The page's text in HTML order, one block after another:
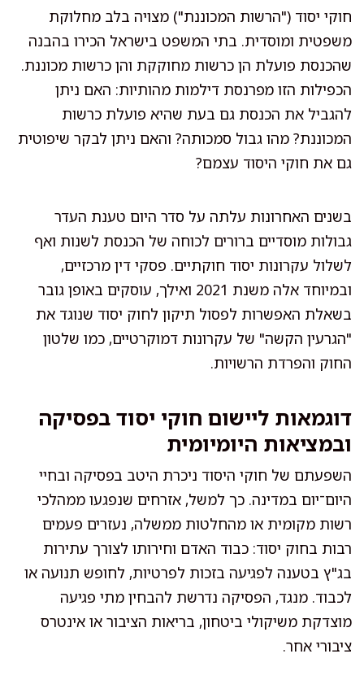
חוקי יסוד ("הרשות המכוננת") מצויה בלב מחלוקת
משפטית ומוסדית. בתי המשפט בישראל הכירו בהבנה
שהכנסת פועלת הן כרשות מחוקקת והן כרשות מכוננת.
הכפילות הזו מפרנסת דילמות מהותיות: האם ניתן
להגביל את הכנסת גם בעת שהיא פועלת כרשות
המכוננת? מהו גבול סמכותה? והאם ניתן לבקר שיפוטית
גם את חוקי היסוד עצמם?
בשנים האחרונות עלתה על סדר היום טענת העדר
גבולות מוסדיים ברורים לכוחה של הכנסת לשנות ואף
לשלול עקרונות יסוד חוקתיים. פסקי דין מרכזיים,
ובמיוחד אלה משנת 2021 ואילך, עוסקים באופן גובר
בשאלת האפשרות לפסול תיקון לחוק יסוד שנוגד את
"הגרעין הקשה" של עקרונות דמוקרטיים, כמו שלטון
החוק והפרדת הרשויות.
דוגמאות ליישום חוקי יסוד בפסיקה
ובמציאות היומיומית
השפעתם של חוקי היסוד ניכרת היטב בפסיקה ובחיי
היום־יום במדינה. כך למשל, אזרחים שנפגעו ממהלכי
רשות מקומית או מהחלטות ממשלה, נעזרים פעמים
רבות בחוק יסוד: כבוד האדם וחירותו לצורך עתירות
בג"ץ בטענה לפגיעה בזכות לפרטיות, לחופש תנועה או
לכבוד. מנגד, הפסיקה נדרשת להבחין מתי פגיעה
מוצדקת משיקולי ביטחון, בריאות הציבור או אינטרס
ציבורי אחר.